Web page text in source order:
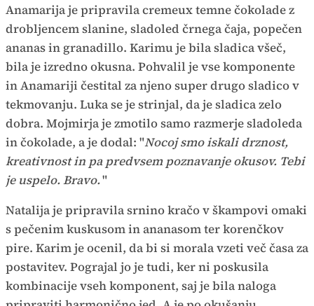
Anamarija je pripravila cremeux temne čokolade z
drobljencem slanine, sladoled črnega čaja, popečen
ananas in granadillo. Karimu je bila sladica všeč,
bila je izredno okusna. Pohvalil je vse komponente
in Anamariji čestital za njeno super drugo sladico v
tekmovanju. Luka se je strinjal, da je sladica zelo
dobra. Mojmirja je zmotilo samo razmerje sladoleda
in čokolade, a je dodal: "Nocoj smo iskali drznost,
kreativnost in pa predvsem poznavanje okusov. Tebi
je uspelo. Bravo."
Natalija je pripravila srnino kračo v škampovi omaki
s pečenim kuskusom in ananasom ter korenčkov
pire. Karim je ocenil, da bi si morala vzeti več časa za
postavitev. Pograjal jo je tudi, ker ni poskusila
kombinacije vseh komponent, saj je bila naloga